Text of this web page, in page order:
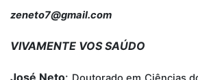
zeneto7@gmail.com
VIVAMENTE VOS SAÚDO